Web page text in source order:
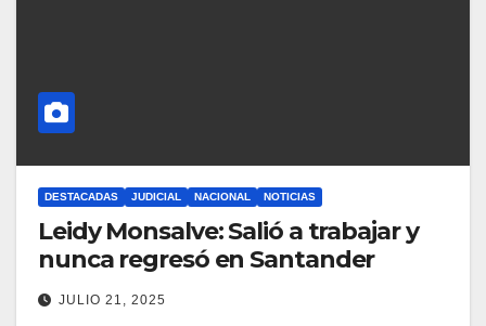
DESTACADAS JUDICIAL NACIONAL NOTICIAS
Leidy Monsalve: Salió a trabajar y
nunca regresó en Santander
JULIO 21, 2025